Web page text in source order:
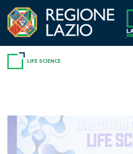
contenuto
LIFE SCIENCE